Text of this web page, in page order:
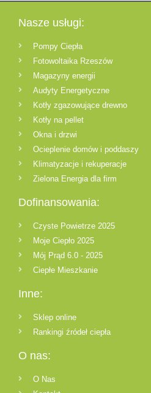
Nasze usługi:
Pompy Ciepła
Fotowoltaika Rzeszów
Magazyny energii
Audyty Energetyczne
Kotły zgazowujące drewno
Kotły na pellet
Okna i drzwi
Ocieplenie domów i poddaszy
Klimatyzacje i rekuperacje
Zielona Energia dla firm
Dofinansowania:
Czyste Powietrze 2025
Moje Ciepło 2025
Mój Prąd 6.0 - 2025
Ciepłe Mieszkanie
Inne:
Sklep online
Rankingi źródeł ciepła
O nas:
O Nas